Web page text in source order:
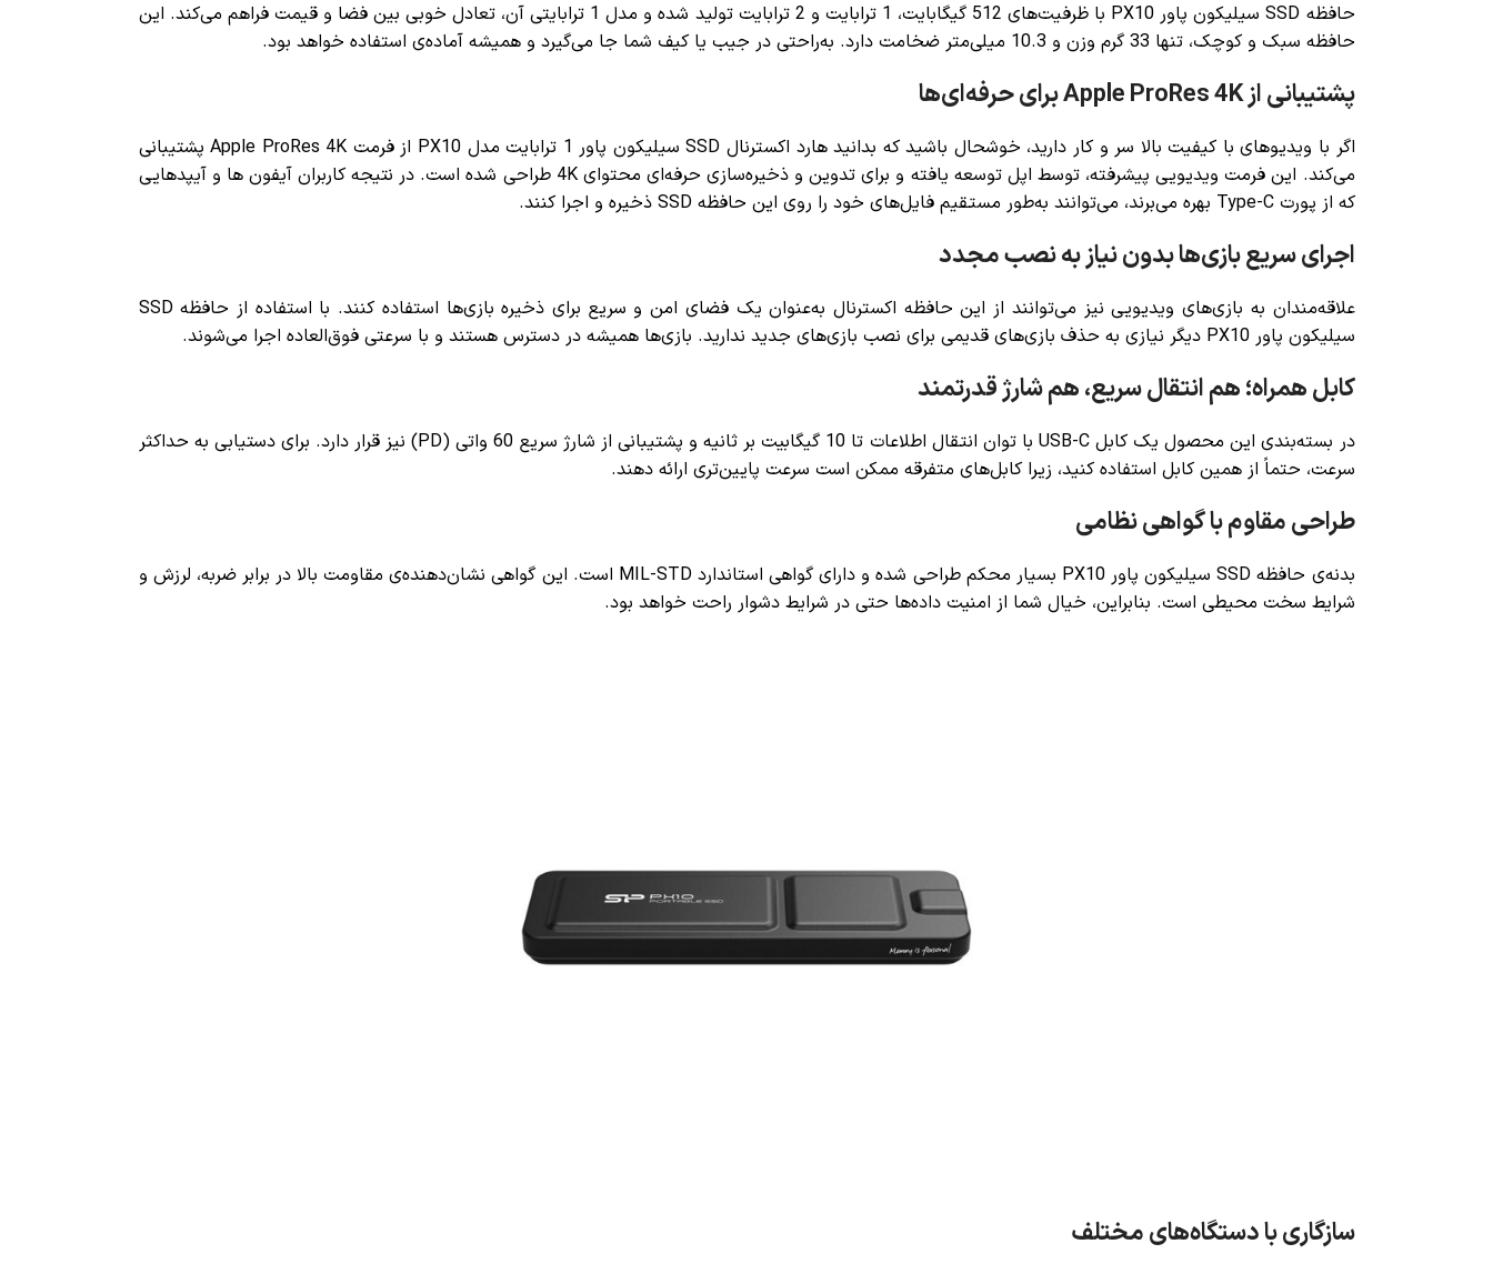
حافظه SSD سیلیکون پاور PX10
با ظرفیت‌های 512 گیگابایت، 1 ترابایت و 2 ترابایت تولید شده و مدل 1 ترابایتی آن، تعادل خوبی بین فضا و قیمت فراهم می‌کند. این
حافظه سبک و کوچک، تنها 33 گرم وزن و 10.3 میلی‌متر ضخامت دارد. به‌راحتی در جیب یا کیف شما جا می‌گیرد و همیشه آماده‌ی استفاده خواهد بود.
پشتیبانی از Apple ProRes 4K برای حرفه‌ای‌ها
اگر با ویدیوهای با کیفیت بالا سر و کار دارید، خوشحال باشید که بدانیدهارد اکسترنال SSD سیلیکون پاور 1 ترابایت مدل PX10
از فرمت Apple ProRes 4K پشتیبانی
می‌کند. این فرمت ویدیویی پیشرفته، توسط اپل توسعه یافته و برای تدوین و ذخیره‌سازی حرفه‌ای محتوای 4K طراحی شده است. در نتیجه کاربران آیفون ها و آیپدهایی
که از پورت Type-C بهره می‌برند، می‌توانند به‌طور مستقیم فایل‌های خود را روی این حافظه SSD ذخیره و اجرا کنند.
اجرای سریع بازی‌ها بدون نیاز به نصب مجدد
علاقه‌مندان به بازی‌های ویدیویی نیز می‌توانند از این حافظه اکسترنال به‌عنوان یک فضای امن و سریع برای ذخیره بازی‌ها استفاده کنند. با استفاده از
حافظه SSD
سیلیکون پاور PX10
دیگر نیازی به حذف بازی‌های قدیمی برای نصب بازی‌های جدید ندارید. بازی‌ها همیشه در دسترس هستند و با سرعتی فوق‌العاده اجرا می‌شوند.
کابل همراه؛ هم انتقال سریع، هم شارژ قدرتمند
در بسته‌بندی این محصول یک کابل USB-C با توان انتقال اطلاعات تا 10 گیگابیت بر ثانیه و پشتیبانی از شارژ سریع 60 واتی (PD) نیز قرار دارد. برای دستیابی به حداکثر
سرعت، حتماً از همین کابل استفاده کنید، زیرا کابل‌های متفرقه ممکن است سرعت پایین‌تری ارائه دهند.
طراحی مقاوم با گواهی نظامی
بدنه‌ی حافظه SSD سیلیکون پاور PX10
بسیار محکم طراحی شده و دارای گواهی استاندارد MIL-STD است. این گواهی نشان‌دهنده‌ی مقاومت بالا در برابر ضربه، لرزش و
شرایط سخت محیطی است. بنابراین، خیال شما از امنیت داده‌ها حتی در شرایط دشوار راحت خواهد بود.
سازگاری با دستگاه‌های مختلف